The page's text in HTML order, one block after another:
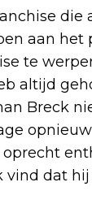
aan
te
altijd
Breck
dat